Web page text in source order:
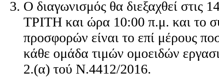
Ο διαγωνισμός θα διεξαχθεί στις
ΤΡΙΤΗ και ώρα 10:00 π.μ. και το
προσφορών είναι το επί μέρους
κάθε ομάδα τιμών ομοειδών
2.(α) τού Ν.4412/2016.